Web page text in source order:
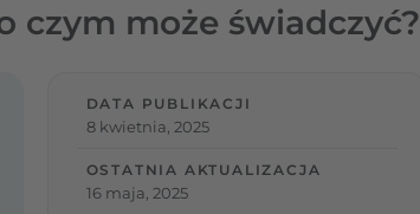
czym może świadczyć?
DATA PUBLIKACJI
8 kwietnia, 2025
OSTATNIA AKTUALIZACJA
16 maja, 2025